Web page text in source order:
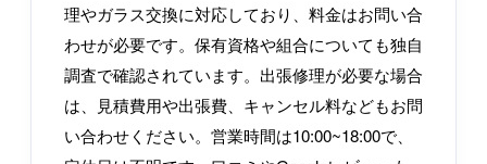
理やガラス交換に対応しており、料金はお問い合
わせが必要です。保有資格や組合についても独自
調査で確認されています。出張修理が必要な場合
は、見積費用や出張費、キャンセル料などもお問
い合わせください。営業時間は10:00~18:00で、